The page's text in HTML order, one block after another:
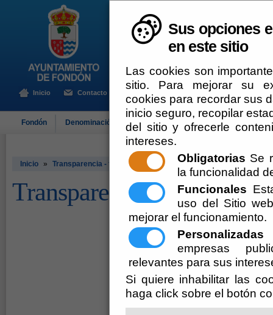
Sus opciones
en este sitio
Las cookies son
sitio. Para mejorar su
cookies para recordar sus
inicio seguro, recopilar
del sitio y ofrecerle
intereses.
Obligatorias Se
la funcionalidad
Funcionales
uso del Sitio
mejorar el funcionamiento.
Personalizadas
empresas
relevantes para sus
Si quiere inhabilitar las
haga click sobre el botón
Inicio Contacto
Fondón Denominación de Origen El Ayuntamiento Turismo
Inicio » Transparencia - fondon
Transparencia - fondon